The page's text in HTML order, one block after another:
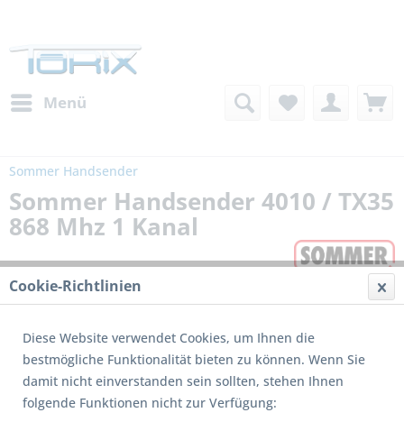
Menü
Sommer Handsender
Sommer Handsender 4010 / TX35
868 Mhz 1 Kanal
Dieses Produkt wird nicht mehr produziert
bzw. ist nicht mehr lieferbar!
Cookie-Richtlinien
Diese Website verwendet Cookies, um Ihnen die
bestmögliche Funktionalität bieten zu können. Wenn Sie
damit nicht einverstanden sein sollten, stehen Ihnen
folgende Funktionen nicht zur Verfügung: